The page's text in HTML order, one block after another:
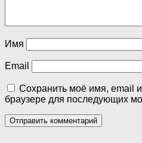
Имя
Email
Сохранить моё имя, email
браузере для последующих